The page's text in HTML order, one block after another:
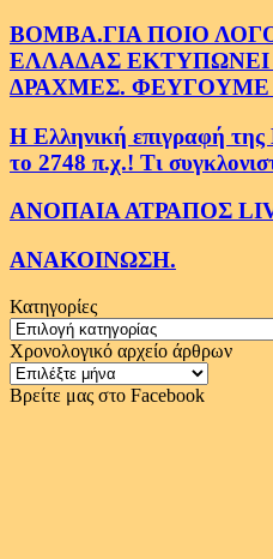
ΒΟΜΒΑ.ΓΙΑ ΠΟΙΟ
ΕΛΛΑΔΑΣ ΕΚΤΥΠΩΝΕΙ
ΔΡΑΧΜΕΣ. ΦΕΥΓΟΥΜΕ
Η Ελληνική επιγραφή
το 2748 π.χ.! Τι
ΑΝΟΠΑΙΑ ΑΤΡΑΠΟΣ
ΑΝΑΚΟΙΝΩΣΗ.
Κατηγορίες
Κατηγορίες
Χρονολογικό αρχείο άρθρων
Χρονολογικό
αρχείο
Βρείτε μας στο Facebook